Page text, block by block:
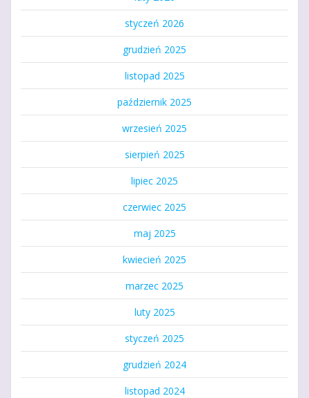
styczeń 2026
grudzień 2025
listopad 2025
październik 2025
wrzesień 2025
sierpień 2025
lipiec 2025
czerwiec 2025
maj 2025
kwiecień 2025
marzec 2025
luty 2025
styczeń 2025
grudzień 2024
listopad 2024